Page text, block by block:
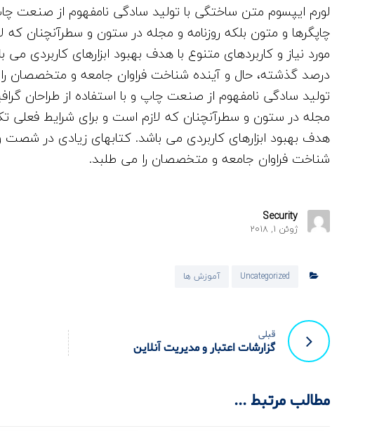
لورم ایپسوم متن ساختگی با تولید سادگی نامفهوم از صنعت
چاپگرها و متون بلکه روزنامه و مجله در ستون و سطرآنچنان که
مورد نیاز و کاربردهای متنوع با هدف بهبود ابزارهای
درصد گذشته، حال و آینده شناخت فراوان جامعه و متخصصان
تولید سادگی نامفهوم از صنعت چاپ و با استفاده از طراحان
مجله در ستون و سطرآنچنان که لازم است و برای شرایط فعلی
هدف بهبود ابزارهای کاربردی می باشد. کتابهای زیادی در
شناخت فراوان جامعه و متخصصان را می طلبد.
Security
ژوئن 1, 2018
Uncategorized آموزش ها
قبلی
گزارشات اعتبار و مدیریت آنلاین
مطالب مرتبط ...